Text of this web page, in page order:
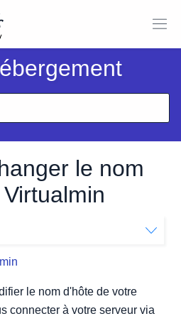
le nom
le nom d'hôte de votre
connecter à votre serveur via